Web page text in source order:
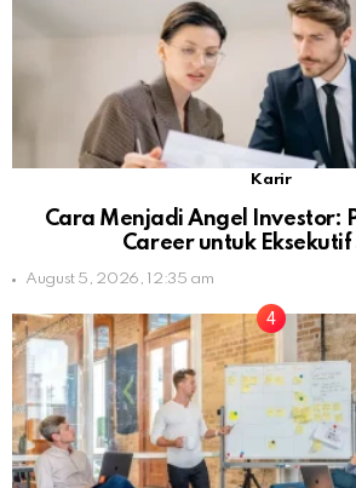
Karir
Cara Menjadi Angel Investor:
Career untuk Eksekutif
August 5, 2026, 12:35 am